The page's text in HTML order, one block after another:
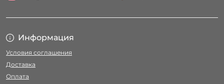
Информация
Условия соглашения
Доставка
Оплата